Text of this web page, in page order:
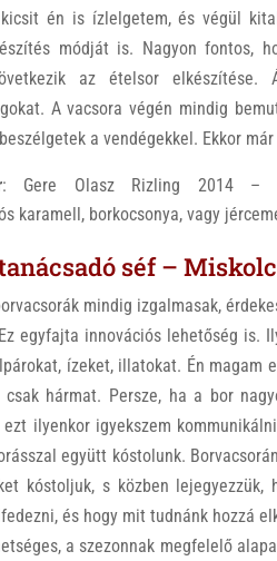
én is ízlelgetem, és végül
módját is. Nagyon fontos,
az ételsor elkészítése.
A vacsora végén mindig
a vendégekkel. Ekkor
: Gere Olasz Rizling 2014 –
karamell, borkocsonya, vagy
séf – Miskolc
mindig izgalmasak,
egyfajta innovációs lehetőség is.
ízeket, illatokat. Én magam
csak hármat. Persze, ha a bor
ezt ilyenkor igyekszem
együtt kóstolunk.
kóstoljuk, s közben
és hogy mit tudnánk hozzá
a szezonnak megfelelő